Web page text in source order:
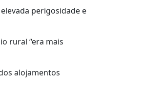
perigosidade e
rural “era mais
alojamentos